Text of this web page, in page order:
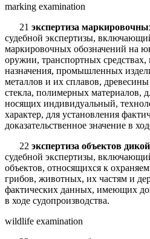
marking examination
21 экспертиза
судебной экспертизы,
маркировочных обозначений на
оружии, транспортных средствах,
назначения, промышленных
металлов и их сплавов,
стекла, полимерных материалов,
носящих индивидуальный,
характер, для установления
доказательственное значение в
22 экспертиза объектов
судебной экспертизы,
объектов, относящихся к
грибов, животных, их частям и
фактических данных, имеющих
в ходе судопроизводства.
wildlife examination